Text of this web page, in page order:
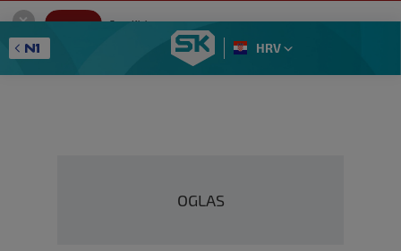
SportKlub
GET - On the Google Play
HRV
OGLAS